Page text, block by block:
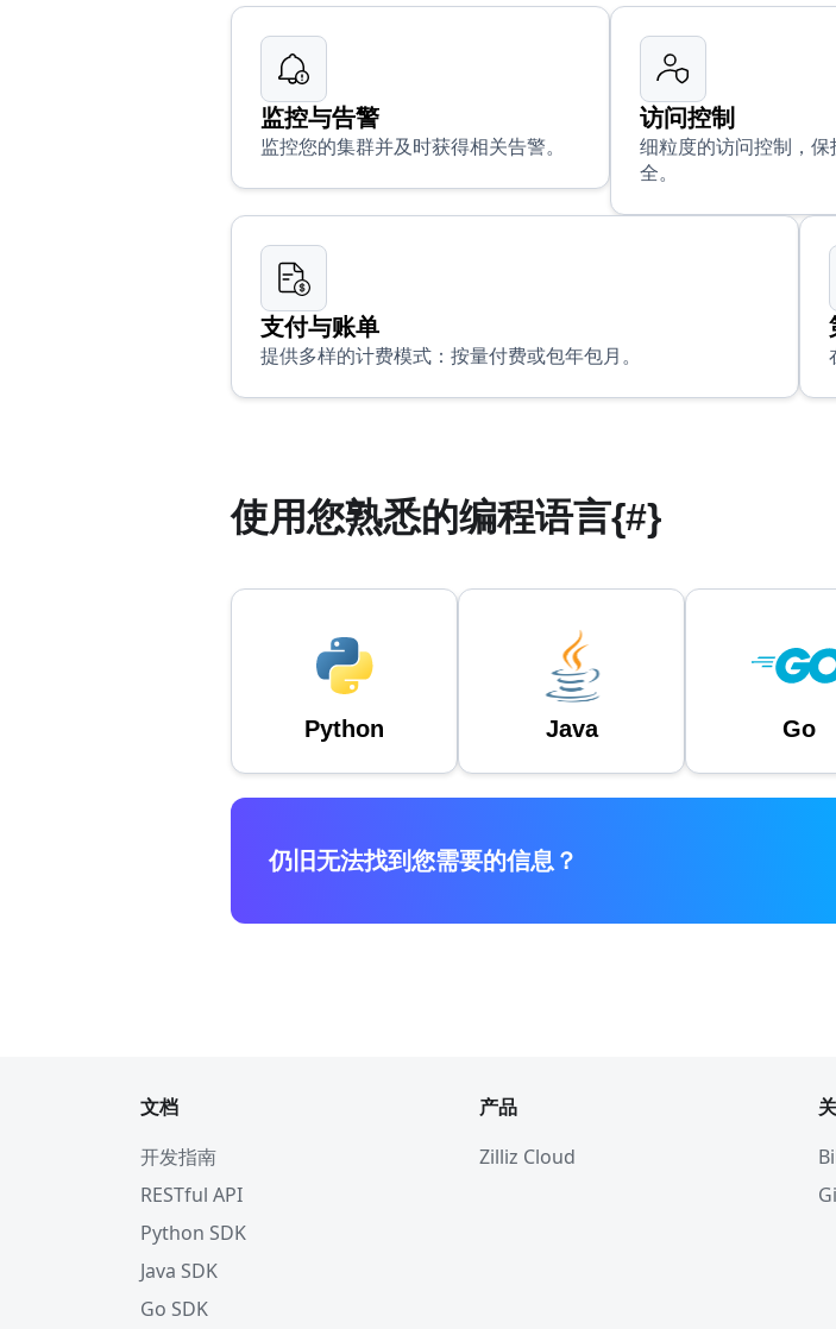
监控与告警
监控您的集群并及时获得相关告警。
访问控制
细粒度的访问控制，
全。
支付与账单
提供多样的计费模式：按量付费或包年包月。
使用您熟悉的编程语言{#}
Python Java Go
仍旧无法找到您需要的信息？
文档
开发指南
RESTful API
Python SDK
Java SDK
Go SDK
产品
Zilliz Cloud